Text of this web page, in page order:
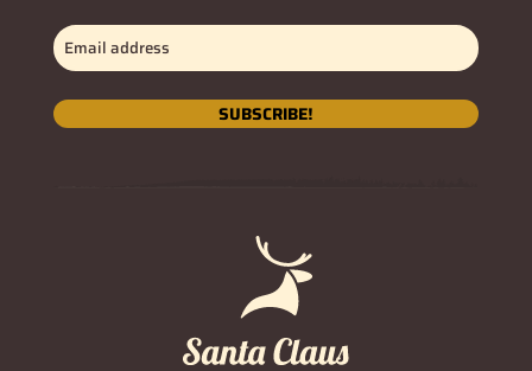
Email
address(Obligatorio)
SUBSCRIBE!